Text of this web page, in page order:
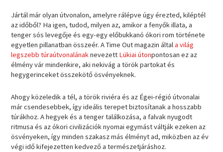
Jártál már olyan útvonalon, amelyre rálépve úgy érezted, kiléptél
az időből? Ha igen, tudod, milyen az, amikor a fenyők illata, a
tenger sós levegője és egy-egy előbukkanó ókori rom története
egyetlen pillanatban összeér. A Time Out magazin általa világ
legszebb túraútvonalánaknevezett Lükiai útonpontosan ez az
élmény vár mindenkire, aki nekivág a török partokat és
hegygerinceket összekötő ösvényeknek.
Ahogy közeledik a tél, a török riviéra és az Égei-régió útvonalai
már csendesebbek, így ideális terepet biztosítanak a hosszabb
túrákhoz. A hegyek és a tenger találkozása, a falvak nyugodt
ritmusa és az ókori civilizációk nyomai egymást váltják ezeken az
ösvényeken, így minden szakasz más élményt ad, miközben az év
végi idő kifejezetten kedvező a természetjáráshoz.